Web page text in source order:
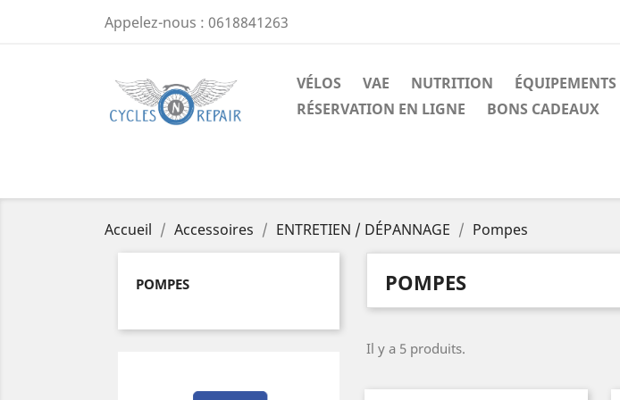
Appelez-nous : 0618841263
VÉLOS VAE NUTRITION ÉQUIPEMENTS
RÉSERVATION EN LIGNE
BONS CADEAUX
Accueil Accessoires ENTRETIEN / DÉPANNAGE Pompes
POMPES POMPES
Il y a 5 produits.